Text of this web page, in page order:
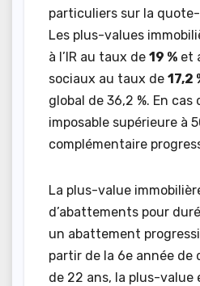
particuliers sur la
Les plus-values
à l’IR au taux de 19 % et
sociaux au taux de 17,2
global de 36,2 %. En
imposable supérieure à
complémentaire
La plus-value
d’abattements pour
un abattement
partir de la 6e année
de 22 ans, la plus-value